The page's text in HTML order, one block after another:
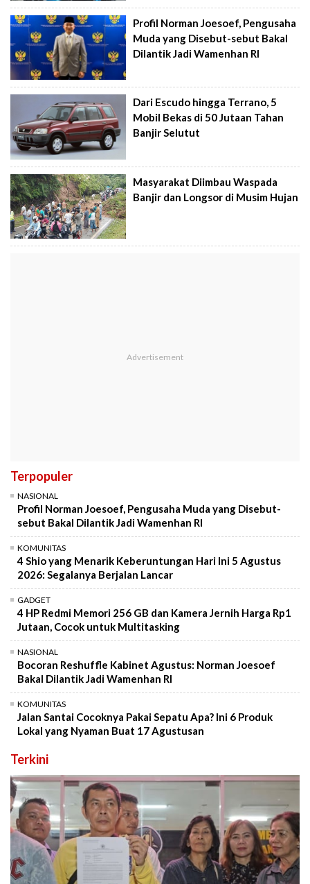
Profil Norman Joesoef, Pengusaha
Muda yang Disebut-sebut Bakal
Dilantik Jadi Wamenhan RI
Dari Escudo hingga Terrano, 5
Mobil Bekas di 50 Jutaan Tahan
Banjir Selutut
Masyarakat Diimbau Waspada
Banjir dan Longsor di Musim Hujan
Terpopuler
NASIONAL
Profil Norman Joesoef, Pengusaha Muda yang Disebut-
sebut Bakal Dilantik Jadi Wamenhan RI
KOMUNITAS
4 Shio yang Menarik Keberuntungan Hari Ini 5 Agustus
2026: Segalanya Berjalan Lancar
GADGET
4 HP Redmi Memori 256 GB dan Kamera Jernih Harga Rp1
Jutaan, Cocok untuk Multitasking
NASIONAL
Bocoran Reshuffle Kabinet Agustus: Norman Joesoef
Bakal Dilantik Jadi Wamenhan RI
KOMUNITAS
Jalan Santai Cocoknya Pakai Sepatu Apa? Ini 6 Produk
Lokal yang Nyaman Buat 17 Agustusan
Terkini